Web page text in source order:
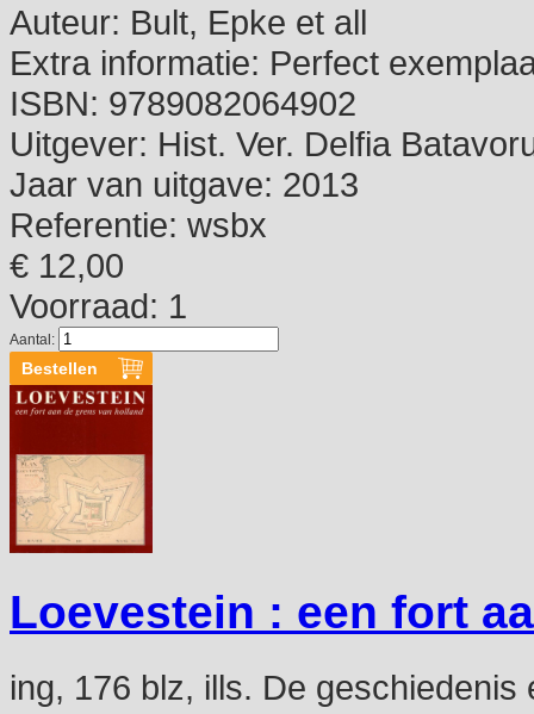
Auteur: Bult, Epke et all
Extra informatie: Perfect
ISBN: 9789082064902
Uitgever: Hist. Ver. Delfia
Jaar van uitgave: 2013
Referentie: wsbx
€ 12,00
Voorraad: 1
Aantal:
Loevestein : een fort
ing, 176 blz, ills. De